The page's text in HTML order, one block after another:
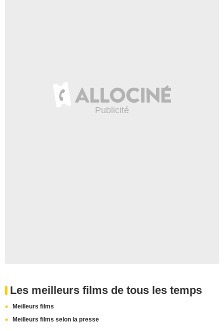
Les meilleurs films de tous les temps
Meilleurs films
Meilleurs films selon la presse